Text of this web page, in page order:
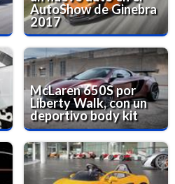
AutoShow de Ginebra
2017
McLaren 650S por
Liberty Walk, con un
deportivo body kit